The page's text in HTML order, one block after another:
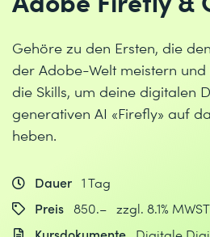
Gehöre zu den Ersten, die
der Adobe-Welt meistern
die Skills, um deine digitalen
generativen AI «Firefly» auf
heben.
Dauer 1 Tag
Preis 850.– zzgl. 8.1% MWST